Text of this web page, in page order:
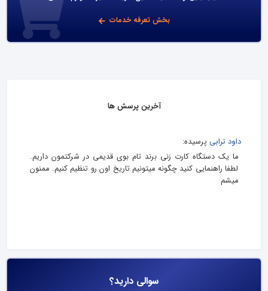
بخش تعرفه خدمات
آخرین پرسش ها
داود ترابی پرسیده:
ما یک دستگاه کارت زنی برند تام بوی قدیمی در شرکتمون داریم.
لطفا راهنمایی کنید چگونه میتونیم تاریخ اون رو تنظیم کنیم. ممنون
میشم
سوالی دارید؟